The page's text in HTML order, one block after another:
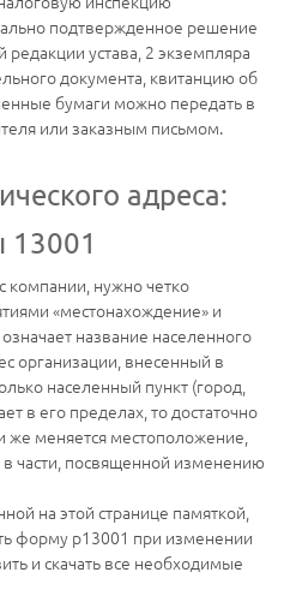
подтвержденное решение
устава, 2 экземпляра
документа, квитанцию об
бумаги можно передать в
или заказным письмом.
адреса:
компании, нужно четко
«местонахождение» и
название населенного
организации, внесенный в
населенный пункт (город,
в его пределах, то достаточно
же меняется местоположение,
части, посвященной изменению
на этой странице памяткой,
форму р13001 при изменении
и скачать все необходимые